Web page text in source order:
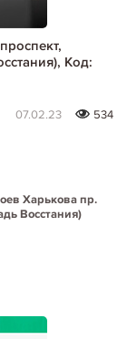
Код:
07.02.23
534
Харькова пр.
Восстания)